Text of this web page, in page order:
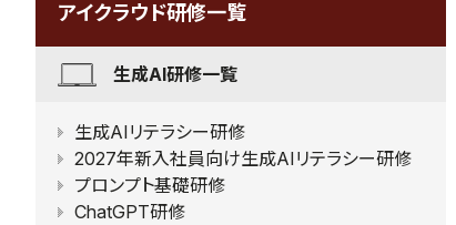
アイクラウド研修一覧
生成AI研修一覧
生成AIリテラシー研修
2027年新入社員向け生成AIリテラシー研修
プロンプト基礎研修
ChatGPT研修